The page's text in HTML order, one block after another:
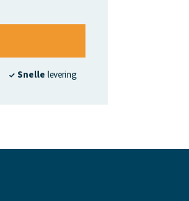
Snelle levering